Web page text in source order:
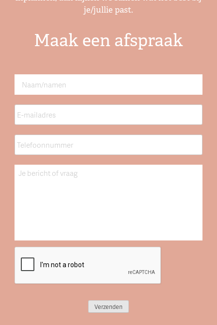
je/jullie past.
Maak een afspraak
Naam *
E-
mailadres *
Telefoonnummer *
Bericht
CAPTCHA
Verzenden